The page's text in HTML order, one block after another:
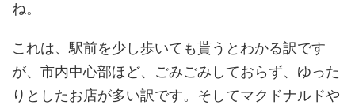
ね。
これは、駅前を少し歩いても貰うとわかる訳です
が、市内中心部ほど、ごみごみしておらず、ゆった
りとしたお店が多い訳です。そしてマクドナルドや